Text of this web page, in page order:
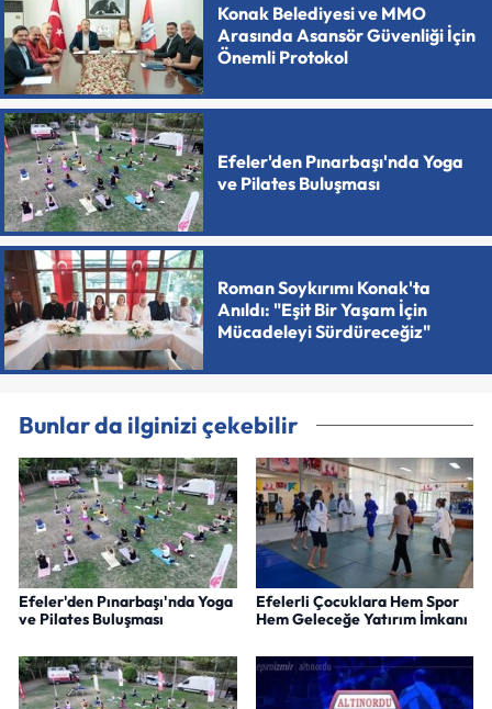
Konak Belediyesi ve MMO
Arasında Asansör Güvenliği İçin
Önemli Protokol
Efeler'den Pınarbaşı'nda Yoga
ve Pilates Buluşması
Roman Soykırımı Konak'ta
Anıldı: "Eşit Bir Yaşam İçin
Mücadeleyi Sürdüreceğiz"
Bunlar da ilginizi çekebilir
Efeler'den Pınarbaşı'nda Yoga
ve Pilates Buluşması
Efelerli Çocuklara Hem Spor
Hem Geleceğe Yatırım İmkanı